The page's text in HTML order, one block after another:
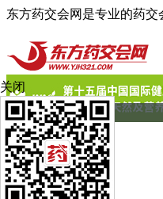
关闭
东方药交会网是专业的药
发布信息
排名推广